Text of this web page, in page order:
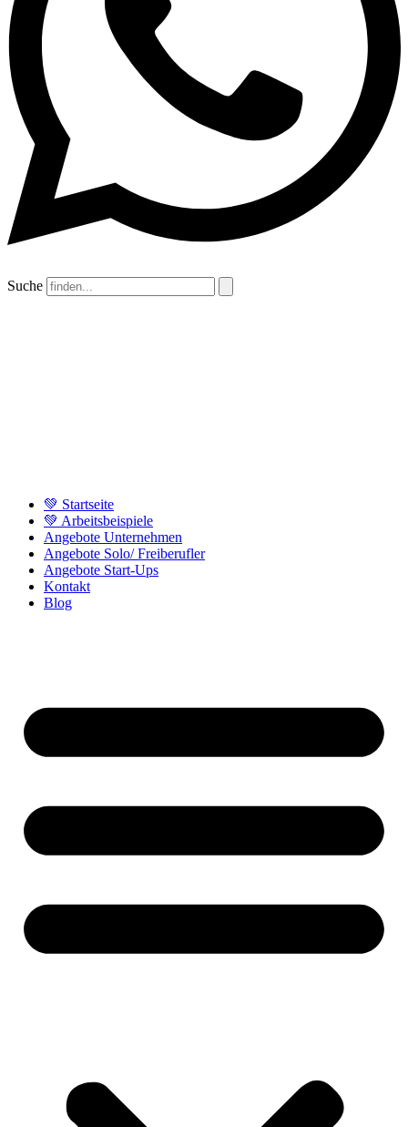
Suche
💚 Startseite
💚 Arbeitsbeispiele
Angebote Unternehmen
Angebote Solo/ Freiberufler
Angebote Start-Ups
Kontakt
Blog